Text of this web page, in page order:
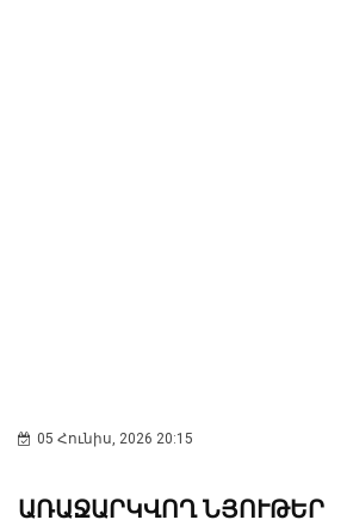
05 Հունիս, 2026 20:15
ԱՌԱՋԱՐԿՎՈՂ ՆՅՈՒԹԵՐ